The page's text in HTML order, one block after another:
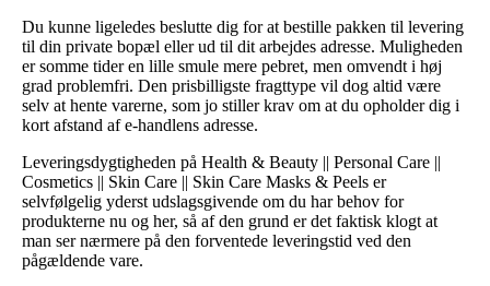
Du kunne ligeledes beslutte dig for at bestille pakken til levering
til din private bopæl eller ud til dit arbejdes adresse. Muligheden
er somme tider en lille smule mere pebret, men omvendt i høj
grad problemfri. Den prisbilligste fragttype vil dog altid være
selv at hente varerne, som jo stiller krav om at du opholder dig i
kort afstand af e-handlens adresse.
Leveringsdygtigheden på Health & Beauty || Personal Care ||
Cosmetics || Skin Care || Skin Care Masks & Peels er
selvfølgelig yderst udslagsgivende om du har behov for
produkterne nu og her, så af den grund er det faktisk klogt at
man ser nærmere på den forventede leveringstid ved den
pågældende vare.